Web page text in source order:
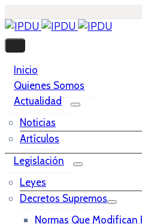
Inicio
Quienes Somos
Actualidad
Noticias
Artículos
Legislación
Leyes
Decretos Supremos
Normas Que Modifican